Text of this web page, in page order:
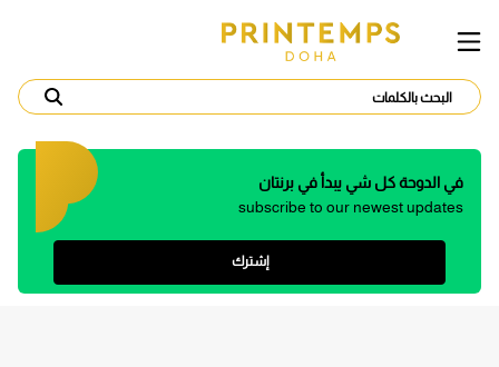
في الدوحة كل شي يبدأ في برنتان
subscribe to our newest updates
إشترك